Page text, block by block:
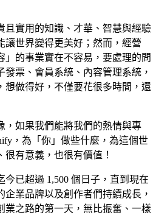
且實用的知識、才華、智慧與經驗
讓世界變得更美好；然而，經營
」的事業實在不容易，要處理的問
票、會員系統、內容管理系統，
想做得好，不僅要花很多時間，還
，如果我們能將我們的熱情與專
，為「你」做些什麼，為這個世
有意義，也很有價值！
已超過 1,500 個日子，直到現在
業品牌以及創作者們持續成長，
業之路的第一天，無比振奮、一樣